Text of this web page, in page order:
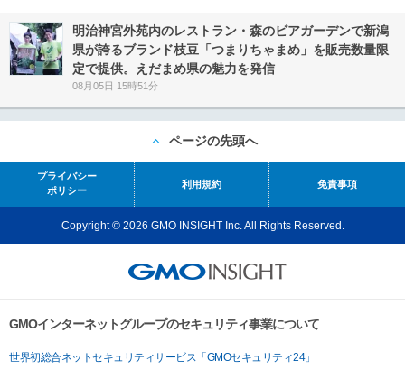
明治神宮外苑内のレストラン・森のビアガーデンで新潟
県が誇るブランド枝豆「つまりちゃまめ」を販売数量限
定で提供。えだまめ県の魅力を発信
08月05日 15時51分
ページの先頭へ
プライバシー
ポリシー
利用規約 免責事項
Copyright © 2026 GMO INSIGHT Inc. All Rights Reserved.
GMOインターネットグループのセキュリティ事業について
世界初総合ネットセキュリティサービス「GMOセキュリティ24」